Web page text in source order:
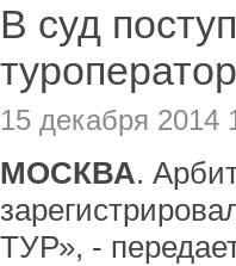
В суд
15 декабря 2014
МОСКВА.
ТУР», -